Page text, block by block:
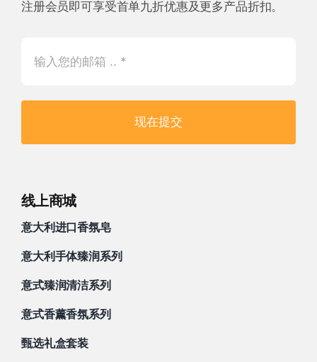
注册会员即可享受首单九折优惠及更多产品折扣。
现在提交
线上商城
意大利进口香氛皂
意大利手体臻润系列
意式臻润清洁系列
意式香薰香氛系列
甄选礼盒套装